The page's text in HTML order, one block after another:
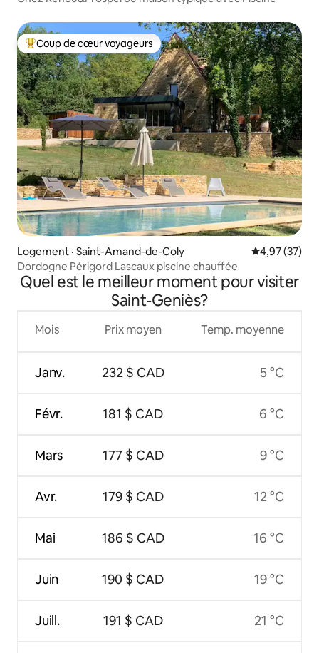
Coup de cœur voyageurs parmi les plus aimés
Coup de cœur voyageurs
Logement · Saint-Amand-de-Coly Note
4,97 (37)
Dordogne Périgord Lascaux piscine chauffée
Quel est le meilleur moment pour visiter
Saint-Geniès?
Mois
Janv.
Févr.
Mars
Avr.
Mai
Juin
Juill.
Prix moyen
232 $ CAD
181 $ CAD
177 $ CAD
179 $ CAD
186 $ CAD
190 $ CAD
191 $ CAD
Temp. moyenne
5 °C
6 °C
9 °C
12 °C
16 °C
19 °C
21 °C